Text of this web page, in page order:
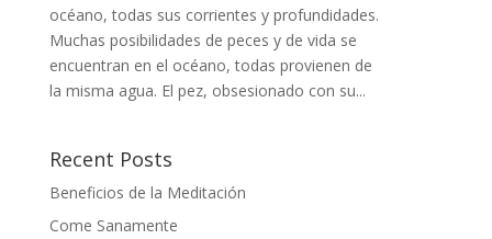
océano, todas sus corrientes y profundidades.
Muchas posibilidades de peces y de vida se
encuentran en el océano, todas provienen de
la misma agua. El pez, obsesionado con su...
Recent Posts
Beneficios de la Meditación
Come Sanamente